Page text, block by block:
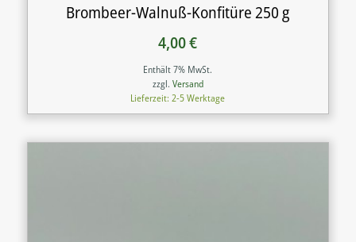
Brombeer-Walnuß-Konfitüre 250 g
4,00€
Enthält 7% MwSt.
zzgl. Versand
Lieferzeit: 2-5 Werktage